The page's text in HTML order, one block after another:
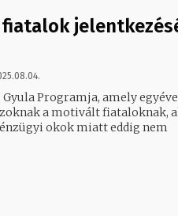
Programja, amely
a motivált fiataloknak,
okok miatt eddig nem